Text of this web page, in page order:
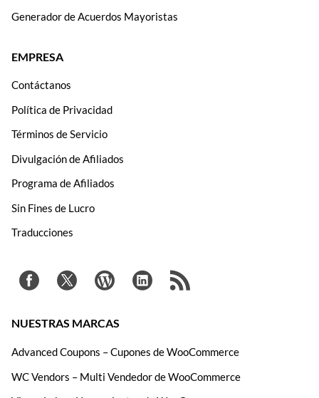
Generador de Acuerdos Mayoristas
EMPRESA
Contáctanos
Política de Privacidad
Términos de Servicio
Divulgación de Afiliados
Programa de Afiliados
Sin Fines de Lucro
Traducciones
NUESTRAS MARCAS
Advanced Coupons – Cupones de WooCommerce
WC Vendors – Multi Vendedor de WooCommerce